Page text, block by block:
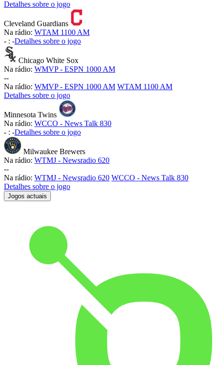
Detalhes sobre o jogo
Cleveland Guardians
Na rádio: WTAM 1100 AM
- : -Detalhes sobre o jogo
Chicago White Sox
Na rádio: WMVP - ESPN 1000 AM
--
Na rádio: WMVP - ESPN 1000 AM WTAM 1100 AM
Detalhes sobre o jogo
Minnesota Twins
Na rádio: WCCO - News Talk 830
- : -Detalhes sobre o jogo
Milwaukee Brewers
Na rádio: WTMJ - Newsradio 620
--
Na rádio: WTMJ - Newsradio 620 WCCO - News Talk 830
Detalhes sobre o jogo
Jogos actuais